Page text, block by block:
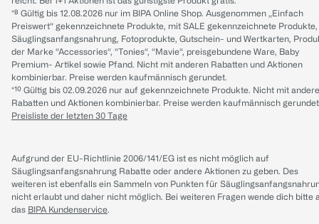
*⁸ Gültig bis 12.08.2026 nur im BIPA Online Shop. Ausgenommen „Einfach
Preiswert“ gekennzeichnete Produkte, mit SALE gekennzeichnete Produkte,
Säuglingsanfangsnahrung, Fotoprodukte, Gutschein- und Wertkarten,
der Marke “Accessories“, “Tonies“, “Mavie“, preisgebundene Ware, Baby
Premium- Artikel sowie Pfand. Nicht mit anderen Rabatten und Aktionen
kombinierbar. Preise werden kaufmännisch gerundet.
*¹⁰ Gültig bis 02.09.2026 nur auf gekennzeichnete Produkte. Nicht mit
Rabatten und Aktionen kombinierbar. Preise werden kaufmännisch
Preisliste der letzten 30 Tage
Aufgrund der EU-Richtlinie 2006/141/EG ist es nicht möglich auf
Säuglingsanfangsnahrung Rabatte oder andere Aktionen zu geben. Des
weiteren ist ebenfalls ein Sammeln von Punkten für
nicht erlaubt und daher nicht möglich. Bei weiteren Fragen wende dich bitte
das BIPA Kundenservice.